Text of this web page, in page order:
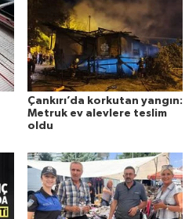
Çankırı’da korkutan yangın:
Metruk ev alevlere teslim
oldu